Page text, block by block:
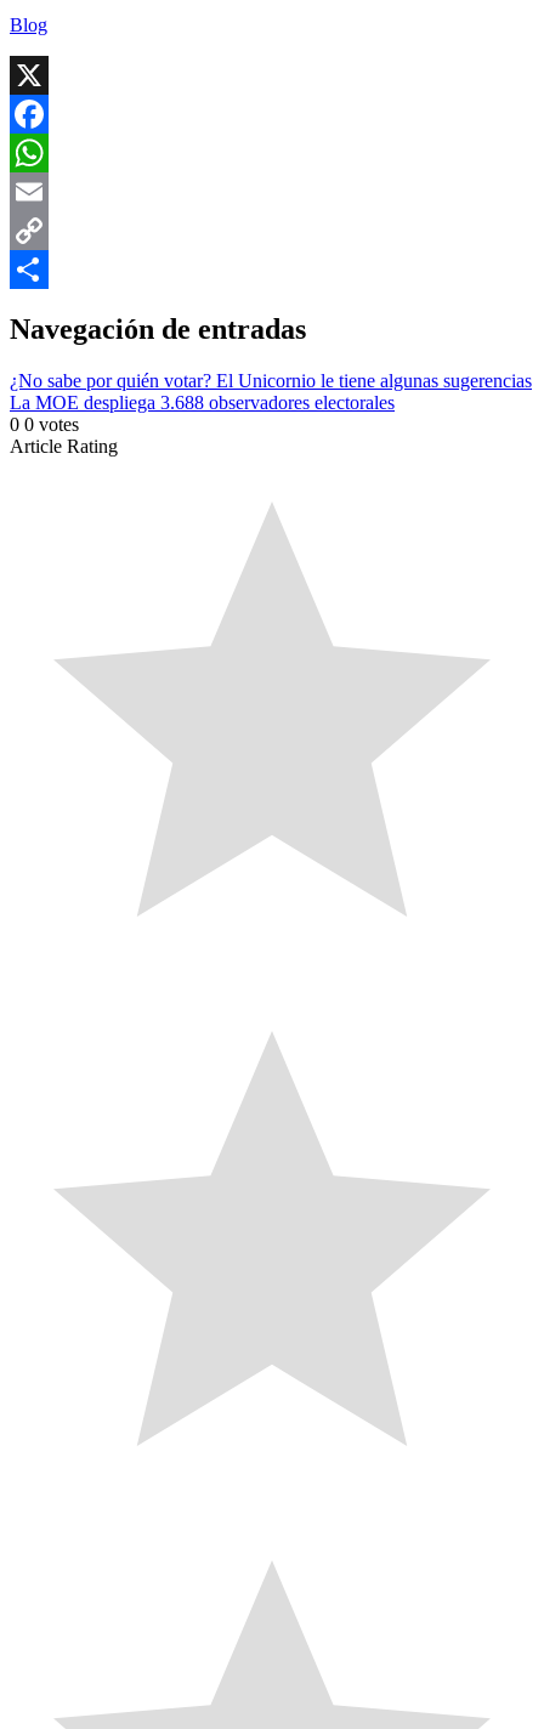
Blog
X
Facebook
WhatsApp
Email
Copy
Navegación de entradas
¿No sabe por quién votar? El Unicornio le tiene algunas sugerencias
La MOE despliega 3.688 observadores electorales
0 0 votes
Article Rating